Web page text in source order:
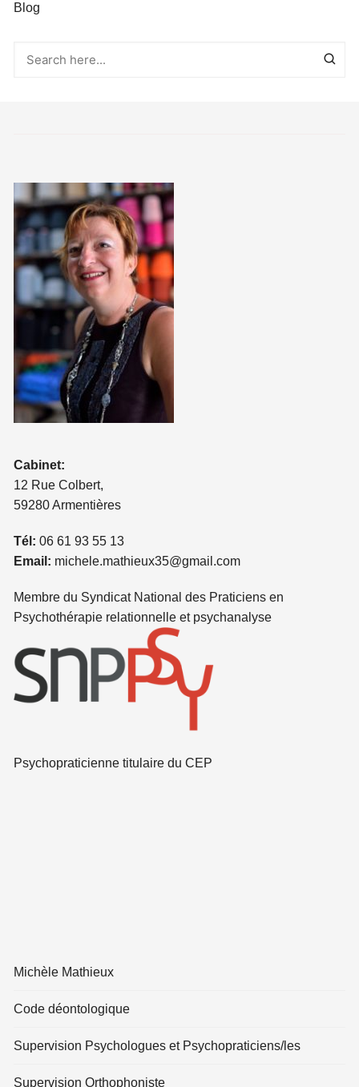
Blog
Cabinet:
12 Rue Colbert,
59280 Armentières
Tél: 06 61 93 55 13
Email: michele.mathieux35@gmail.com
Membre du Syndicat National des Praticiens en
Psychothérapie relationnelle et psychanalyse
Psychopraticienne titulaire du CEP
Michèle Mathieux
Code déontologique
Supervision Psychologues et Psychopraticiens/les
Supervision Orthophoniste